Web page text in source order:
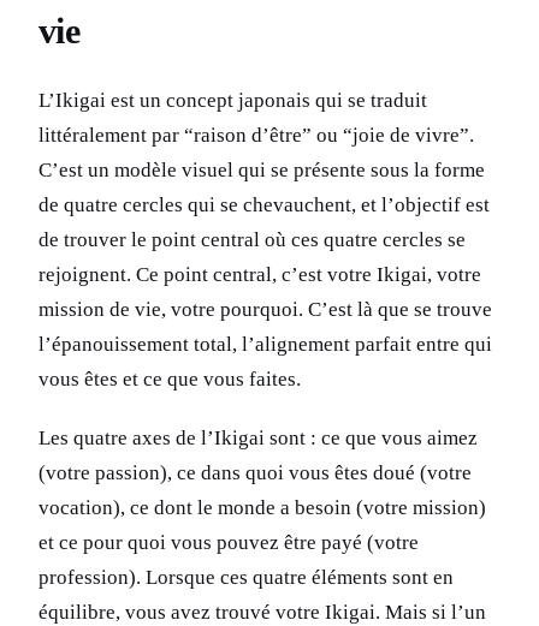
vie
L’Ikigai est un concept japonais qui se traduit
littéralement par “raison d’être” ou “joie de vivre”.
C’est un modèle visuel qui se présente sous la forme
de quatre cercles qui se chevauchent, et l’objectif est
de trouver le point central où ces quatre cercles se
rejoignent. Ce point central, c’est votre Ikigai, votre
mission de vie, votre pourquoi. C’est là que se trouve
l’épanouissement total, l’alignement parfait entre qui
vous êtes et ce que vous faites.
Les quatre axes de l’Ikigai sont : ce que vous aimez
(votre passion), ce dans quoi vous êtes doué (votre
vocation), ce dont le monde a besoin (votre mission)
et ce pour quoi vous pouvez être payé (votre
profession). Lorsque ces quatre éléments sont en
équilibre, vous avez trouvé votre Ikigai. Mais si l’un